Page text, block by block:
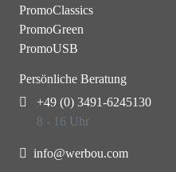
PromoClassics
PromoGreen
PromoUSB
Persönliche Beratung
+49 (0) 3491-6245130
8 - 16 Uhr
info@werbou.com